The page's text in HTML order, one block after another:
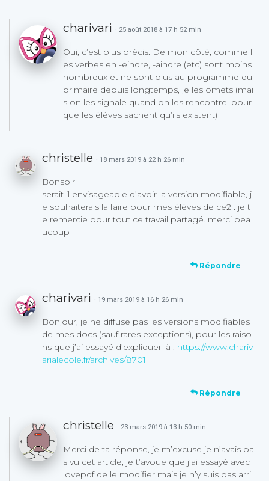
charivari · 25 août 2018 à 17 h 52 min
Oui, c’est plus précis. De mon côté, comme l
es verbes en -eindre, -aindre (etc) sont moins
nombreux et ne sont plus au programme du
primaire depuis longtemps, je les omets (mai
s on les signale quand on les rencontre, pour
que les élèves sachent qu’ils existent)
christelle · 18 mars 2019 à 22 h 26 min
Bonsoir
serait il envisageable d’avoir la version modifiable, j
e souhaiterais la faire pour mes élèves de ce2 . je t
e remercie pour tout ce travail partagé. merci bea
ucoup
Répondre
charivari · 19 mars 2019 à 16 h 26 min
Bonjour, je ne diffuse pas les versions modifiables
de mes docs (sauf rares exceptions), pour les raiso
ns que j’ai essayé d’expliquer là : https://www.chariv
arialecole.fr/archives/8701
Répondre
christelle · 23 mars 2019 à 13 h 50 min
Merci de ta réponse, je m’excuse je n’avais pa
s vu cet article, je t’avoue que j’ai essayé avec i
lovepdf de le modifier mais je n’y suis pas arri